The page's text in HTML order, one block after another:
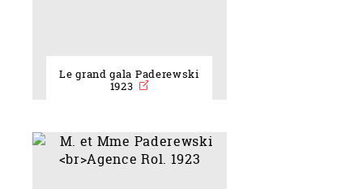
Le grand gala Paderewski
1923